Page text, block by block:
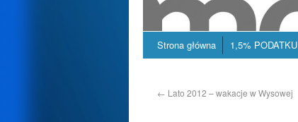
Strona główna 1,5% PODATKU
← Lato 2012 – wakacje w Wysowej